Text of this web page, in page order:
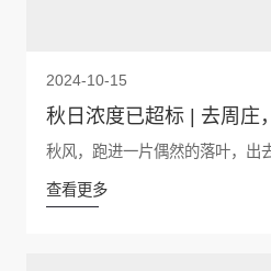
2024-10-15
秋日浓度已超标 | 去周庄
秋风，跑进一片偶然的落叶，出
查看更多